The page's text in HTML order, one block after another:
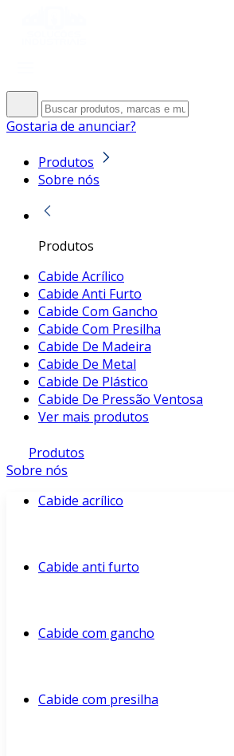
Gostaria de anunciar?
Produtos
Sobre nós
Produtos
Cabide Acrílico
Cabide Anti Furto
Cabide Com Gancho
Cabide Com Presilha
Cabide De Madeira
Cabide De Metal
Cabide De Plástico
Cabide De Pressão Ventosa
Ver mais produtos
Produtos
Sobre nós
Cabide acrílico
Cabide anti furto
Cabide com gancho
Cabide com presilha